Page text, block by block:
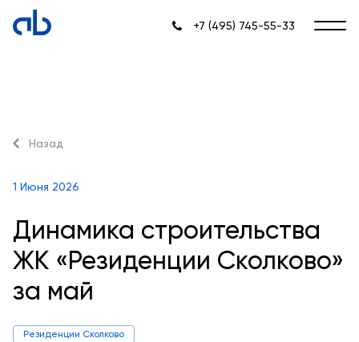
+7 (495) 745-55-33
Назад
1 Июня 2026
Динамика строительства
ЖК «Резиденции Сколково»
за май
Резиденции Сколково